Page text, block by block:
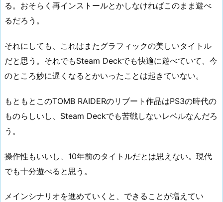
る。おそらく再インストールとかしなければこのまま遊べ
るだろう。
それにしても、これはまたグラフィックの美しいタイトル
だと思う。それでもSteam Deckでも快適に遊べていて、今
のところ妙に遅くなるとかいったことは起きていない。
もともとこのTOMB RAIDERのリブート作品はPS3の時代の
ものらしいし、Steam Deckでも苦戦しないレベルなんだろ
う。
操作性もいいし、10年前のタイトルだとは思えない。現代
でも十分遊べると思う。
メインシナリオを進めていくと、できることが増えてい